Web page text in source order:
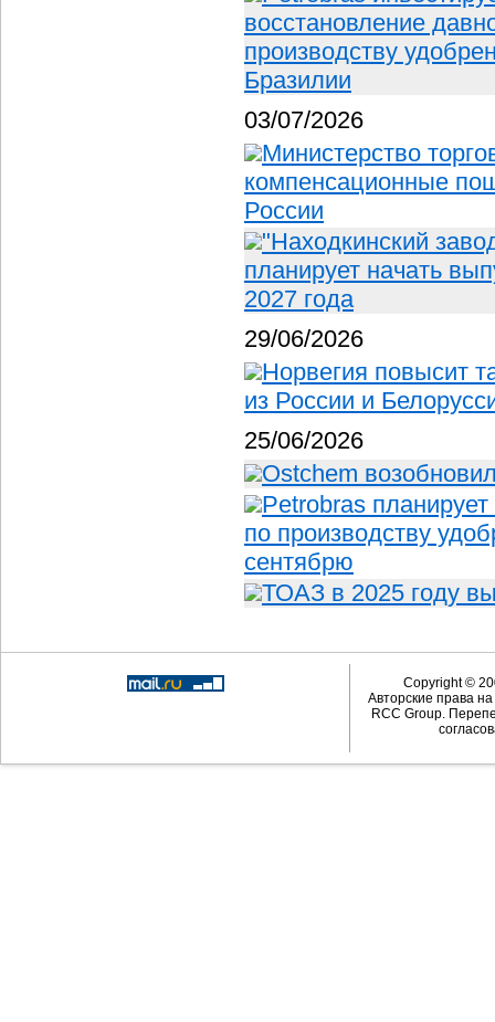
восстановление
производству
Бразилии
03/07/2026
Министерство
компенсационные
России
"Находкинский
планирует начать
2027 года
29/06/2026
Норвегия повысит
из России и
25/06/2026
Ostchem
Petrobras
по производству
сентябрю
ТОАЗ в 2025 году
Copyright ©
Авторские права
RCC Group.